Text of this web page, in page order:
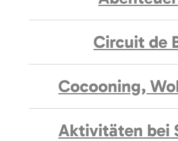
Circuit de
Cocooning,
Aktivitäten bei